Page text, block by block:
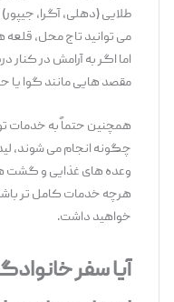
طلایی (دهلی، آگرا، جیپور)
می‌ توانید تاج محل، قلعه ‌های
اما اگر به آرامش در کنار دریا و
مقصد هایی مانند گوا یا حتی
همچنین حتماً به خدمات تور
چگونه انجام می‌ شوند، لیدر
وعده‌ های غذایی و گشت ‌های
هرچه خدمات کامل ‌تر باشد،
خواهید داشت.
آیا سفر خانوادگی